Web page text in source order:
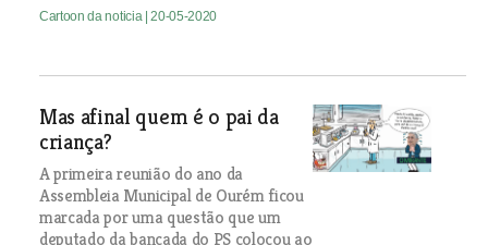
Cartoon da noticia | 20-05-2020
Mas afinal quem é o pai da
criança?
A primeira reunião do ano da
Assembleia Municipal de Ourém ficou
marcada por uma questão que um
deputado da bancada do PS colocou ao